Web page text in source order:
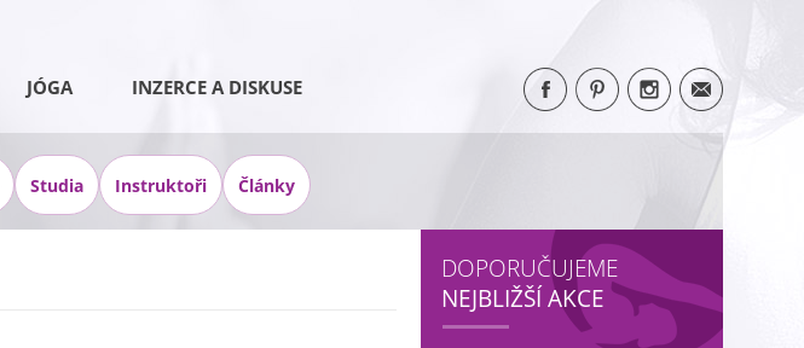
JÓGA INZERCE A DISKUSE
Studia Instruktoři Články
DOPORUČUJEME
NEJBLIŽŠÍ AKCE